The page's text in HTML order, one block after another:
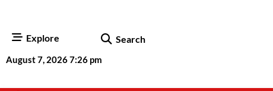
Explore Search
August 7, 2026 7:26 pm